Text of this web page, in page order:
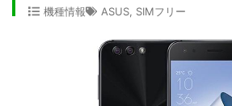
機種情報 ASUS, SIMフリー